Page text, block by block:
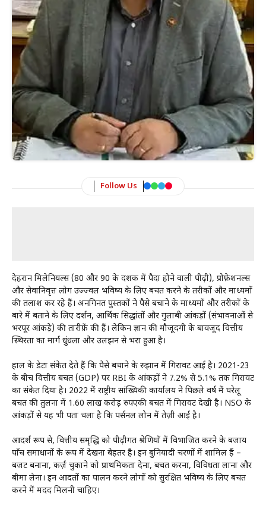
Follow Us
देहरादून मिलेनियल्स (80 और 90 के दशक में पैदा होने वाली पीढ़ी), प्रोफ़ेशनल्स
और सेवानिवृत्त लोग उज्ज्वल भविष्य के लिए बचत करने के तरीकों और माध्यमों
की तलाश कर रहे हैं। अनगिनत पुस्तकों ने पैसे बचाने के माध्यमों और तरीकों के
बारे में बताने के लिए दर्शन, आर्थिक सिद्धांतों और गुलाबी आंकड़ों (संभावनाओं से
भरपूर आंकड़े) की तारीफ़ें की हैं। लेकिन ज्ञान की मौजूदगी के बावजूद वित्तीय
स्थिरता का मार्ग धुंधला और उलझन से भरा हुआ है।
हाल के डेटा संकेत देते हैं कि पैसे बचाने के रुझान में गिरावट आई है। 2021-23
के बीच वित्तीय बचत (GDP) पर RBI के आंकड़ों ने 7.2% से 5.1% तक गिरावट
का संकेत दिया है। 2022 में राष्ट्रीय सांख्यिकी कार्यालय ने पिछले वर्ष में घरेलू
बचत की तुलना में 1.60 लाख करोड़ रुपएकी बचत में गिरावट देखी है। NSO के
आंकड़ों से यह भी पता चला है कि पर्सनल लोन में तेज़ी आई है।
आदर्श रूप से, वित्तीय समृद्धि को पीढ़ीगत श्रेणियों में विभाजित करने के बजाय
पाँच समाधानों के रूप में देखना बेहतर है। इन बुनियादी चरणों में शामिल हैं –
बजट बनाना, कर्ज़ चुकाने को प्राथमिकता देना, बचत करना, विविधता लाना और
बीमा लेना। इन आदतों का पालन करने लोगों को सुरक्षित भविष्य के लिए बचत
करने में मदद मिलनी चाहिए।